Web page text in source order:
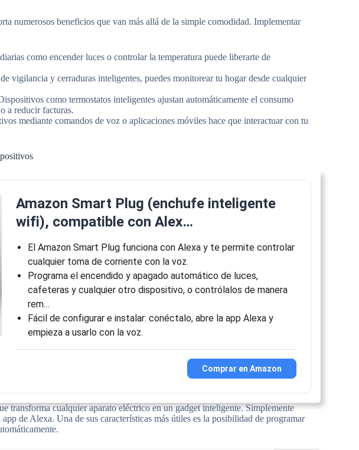
numerosos beneficios que van más allá de la simple comodidad. Implementar
como encender luces o controlar la temperatura puede liberarte de
vigilancia y cerraduras inteligentes, puedes monitorear tu hogar desde cualquier
como termostatos inteligentes ajustan automáticamente el consumo
a reducir facturas.
mediante comandos de voz o aplicaciones móviles hace que interactuar con tu
Amazon Smart Plug (enchufe inteligente
wifi), compatible con Alex…
El Amazon Smart Plug funciona con Alexa y te permite controlar
cualquier toma de corriente con la voz.
Programa el encendido y apagado automático de luces,
cafeteras y cualquier otro dispositivo, o contrólalos de manera
rem…
Fácil de configurar e instalar: conéctalo, abre la app Alexa y
empieza a usarlo con la voz.
Comprar en Amazon
transforma cualquier aparato eléctrico en un gadget inteligente. Simplemente
de Alexa. Una de sus características más útiles es la posibilidad de programar